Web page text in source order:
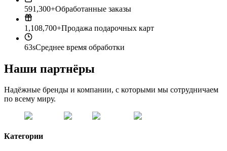
591,300+Обработанные заказы
1,108,700+Продажа подарочных карт
63sСреднее время обработки
Наши партнёры
Надёжные бренды и компании, с которыми мы сотрудничаем
по всему миру.
Категории